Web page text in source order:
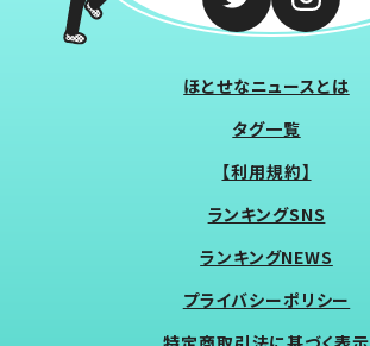
ほとせなニュースとは
タグ一覧
【利用規約】
ランキングSNS
ランキングNEWS
プライバシーポリシー